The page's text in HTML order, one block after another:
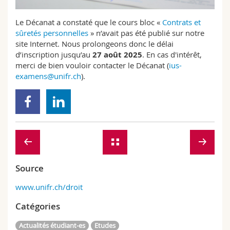
Sciences et médecine
Interfacultaire
Collaborateurs
Doctorants
Webmail
Programme des cours
MyUnifr
Le Décanat a constaté que le cours bloc « Contrats et
sûretés personnelles » n’avait pas été publié sur notre
site Internet. Nous prolongeons donc le délai
d’inscription jusqu’au 27 août 2025. En cas d'intérêt,
merci de bien vouloir contacter le Décanat (ius-
examens@unifr.ch).
Source
www.unifr.ch/droit
Catégories
Actualités étudiant-es Etudes